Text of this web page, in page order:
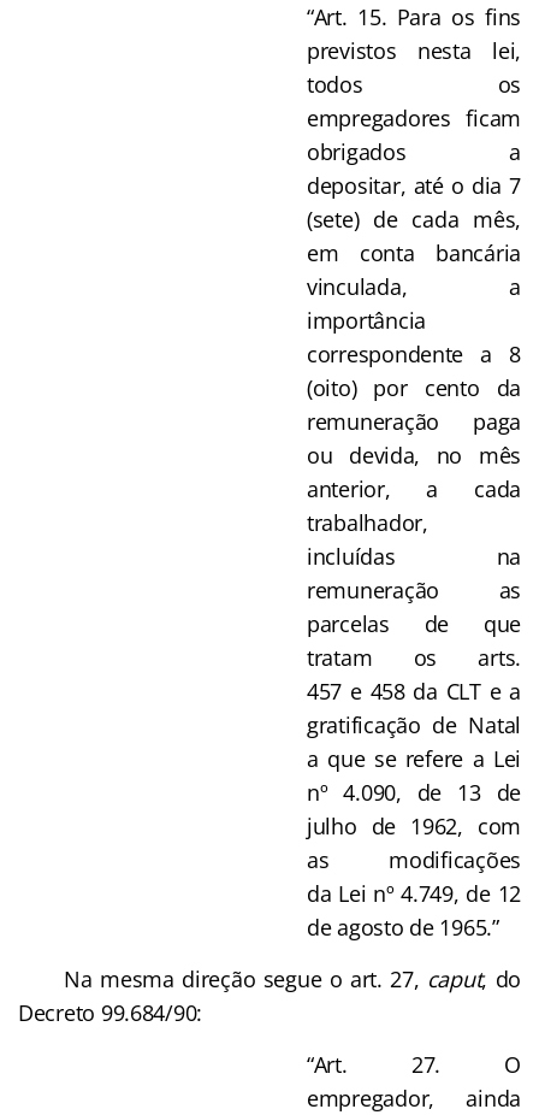
“Art. 15. Para os fins
previstos nesta lei,
todos os
empregadores ficam
obrigados a
depositar, até o dia 7
(sete) de cada mês,
em conta bancária
vinculada, a
importância
correspondente a 8
(oito) por cento da
remuneração paga
ou devida, no mês
anterior, a cada
trabalhador,
incluídas na
remuneração as
parcelas de que
tratam os arts.
457 e 458 da CLT e a
gratificação de Natal
a que se refere a Lei
nº 4.090, de 13 de
julho de 1962, com
as modificações
da Lei nº 4.749, de 12
de agosto de 1965.”
Na mesma direção segue o art. 27, caput, do
Decreto 99.684/90:
“Art. 27. O
empregador, ainda